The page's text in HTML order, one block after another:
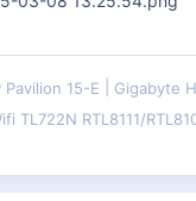
Pavilion 15-E Gigabyte
TL722N RTL8111/